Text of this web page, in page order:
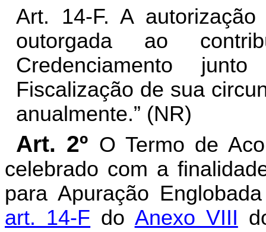
Art. 14-F. A
outorgada ao
Credenciamento
Fiscalização de sua
anualmente.” (NR)
Art. 2º O Termo de
celebrado com a
para Apuração
art. 14-F do Anexo VIII